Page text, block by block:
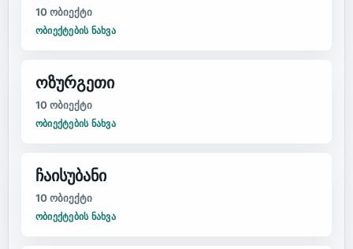
10ობიექტი
ᲝᲑᲘᲔᲥᲢᲔᲑᲘᲡ ᲜᲐᲮᲕᲐ
ოზურგეთი
10ობიექტი
ᲝᲑᲘᲔᲥᲢᲔᲑᲘᲡ ᲜᲐᲮᲕᲐ
ჩაისუბანი
10ობიექტი
ᲝᲑᲘᲔᲥᲢᲔᲑᲘᲡ ᲜᲐᲮᲕᲐ